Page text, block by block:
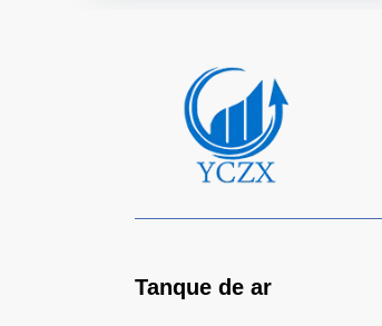
Tanque de ar